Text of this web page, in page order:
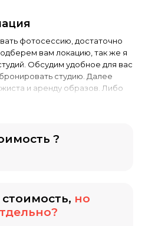
фотосессию, достаточно
вам локацию, так же я
Обсудим удобное для вас
студию. Далее
и аренду образов. Либо
Бронь на простые
путем внесения предоплаты.
?
но